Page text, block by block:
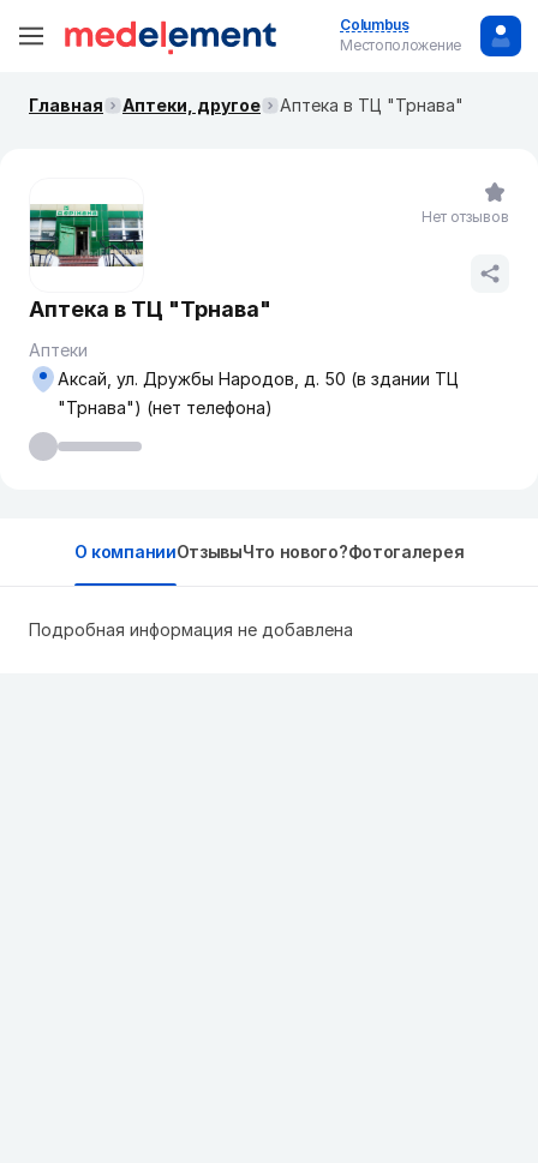
Columbus
Местоположение
Главная Аптеки, другое Аптека в ТЦ "Трнава"
Аптека в ТЦ "Трнава"
Аптеки
Аксай, ул. Дружбы Народов, д. 50 (в здании ТЦ
"Трнава") (нет телефона)
Нет отзывов
О компанииОтзывыЧто нового?Фотогалерея
Подробная информация не добавлена